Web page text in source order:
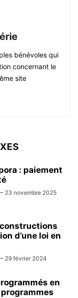
bénévoles qui
concernant le
site
: paiement
- 23 novembre 2025
d’une loi en
- 29 février 2024
en